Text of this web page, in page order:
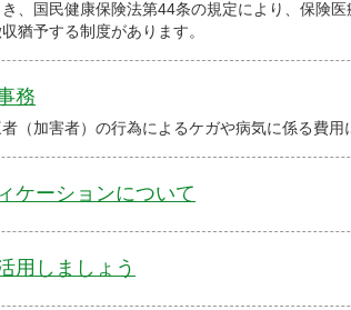
、国民健康保険法第44条の規定により、保険
猶予する制度があります。
務
（加害者）の行為によるケガや病気に係る費用
ケーションについて
用しましょう